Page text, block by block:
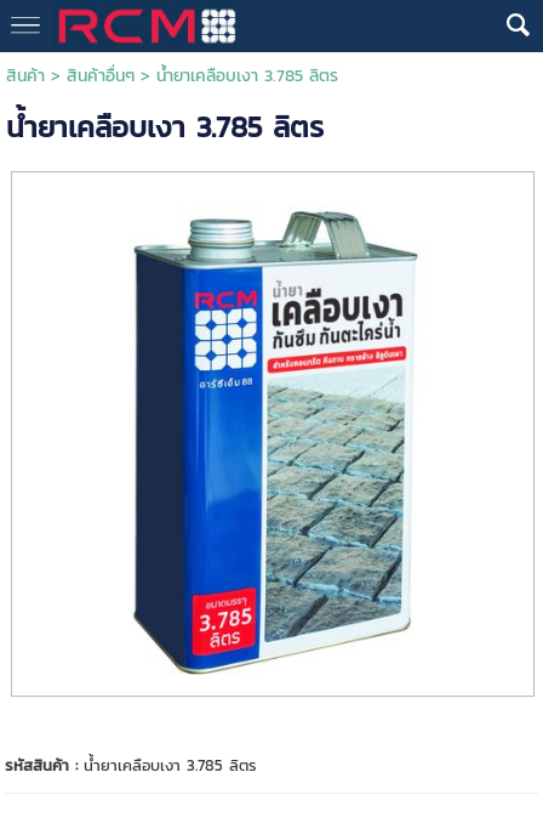
สินค้า> สินค้าอื่นๆ> น้ำยาเคลือบเงา 3.785 ลิตร
น้ำยาเคลือบเงา 3.785 ลิตร
รหัสสินค้า :น้ำยาเคลือบเงา 3.785 ลิตร